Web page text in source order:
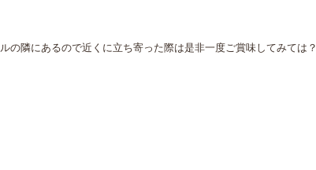
の隣にあるので近くに立ち寄った際は是非一度ご賞味してみては？